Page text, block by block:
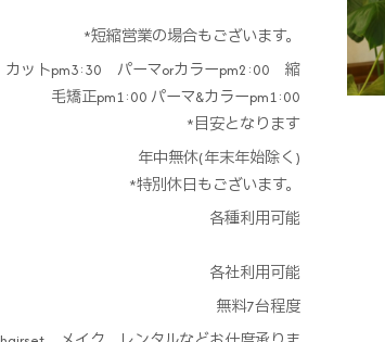
*短縮営業の場合もございます。
カットpm3:30 パーマorカラーpm2:00 縮
毛矯正pm1:00 パーマ&カラーpm1:00
*目安となります
年中無休(年末年始除く)
*特別休日もございます。
各種利用可能
各社利用可能
無料7台程度